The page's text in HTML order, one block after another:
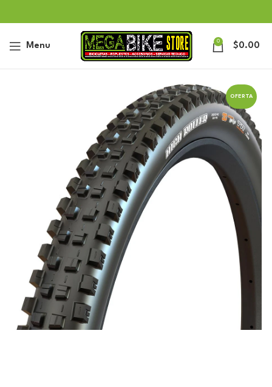
Menu 0 $0.00
OFERTA